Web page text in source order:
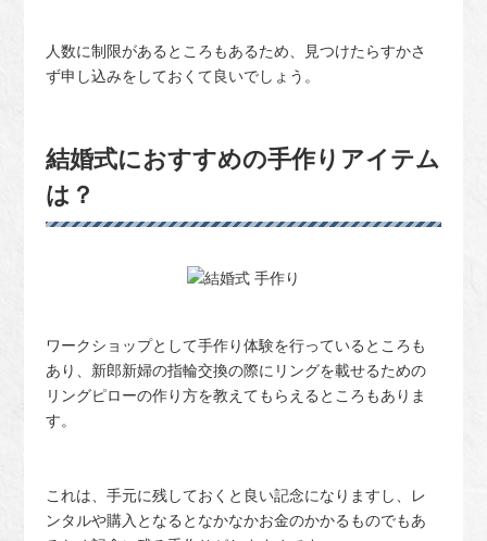
人数に制限があるところもあるため、見つけたらすかさ
ず申し込みをしておくて良いでしょう。
結婚式におすすめの手作りアイテム
は？
ワークショップとして手作り体験を行っているところも
あり、新郎新婦の指輪交換の際にリングを載せるための
リングピローの作り方を教えてもらえるところもありま
す。
これは、手元に残しておくと良い記念になりますし、レ
ンタルや購入となるとなかなかお金のかかるものでもあ